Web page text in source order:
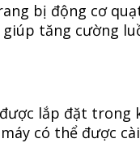
bị động cơ
tăng cường
lắp đặt trong
có thể được